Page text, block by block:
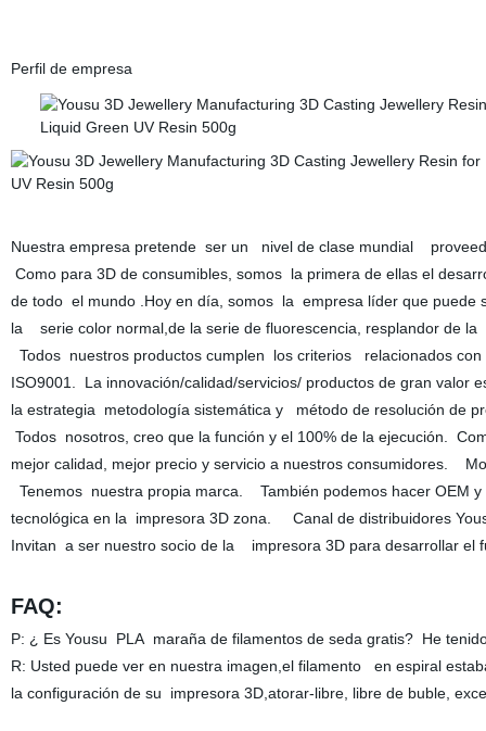
Perfil de empresa
Nuestra empresa pretende ser un nivel de clase mundial
Como para 3D de consumibles, somos la primera de ellas el
de todo el mundo .Hoy en día, somos la empresa líder que puede
la serie color normal,de la serie de fluorescencia, resplandor de
Todos nuestros productos cumplen los criterios relacionados
ISO9001. La innovación/calidad/servicios/ productos de gran
la estrategia metodología sistemática y método de resolución de
Todos nosotros, creo que la función y el 100% de la ejecución.
mejor calidad, mejor precio y servicio a nuestros consumidores.
Tenemos nuestra propia marca. También podemos hacer OEM
tecnológica en la impresora 3D zona. Canal de distribuidores
Invitan a ser nuestro socio de la impresora 3D para desarrollar el
FAQ:
P: ¿ Es Yousu PLA maraña de filamentos de seda gratis? He
R: Usted puede ver en nuestra imagen,el filamento en espiral
la configuración de su impresora 3D,atorar-libre, libre de buble,